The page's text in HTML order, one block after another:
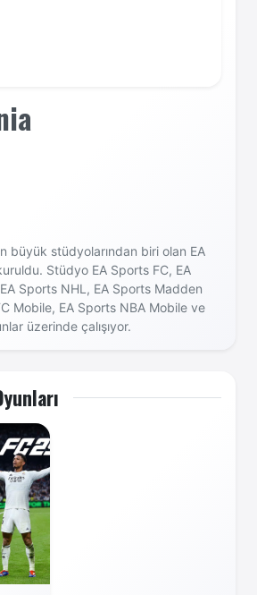
büyük stüdyolarından biri olan EA
Stüdyo EA Sports FC, EA
Sports NHL, EA Sports Madden
Mobile, EA Sports NBA Mobile ve
üzerinde çalışıyor.